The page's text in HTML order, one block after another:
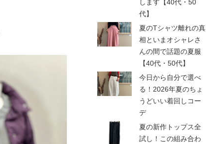
します【40代・50
代】
夏のTシャツ離れの真
相といまオシャレさ
んの間で話題の夏服
【40代・50代】
今日から自分で選べ
る！2026年夏のちょ
うどいい着回しコー
デ
夏の新作トップス全
試し！この組み合わ